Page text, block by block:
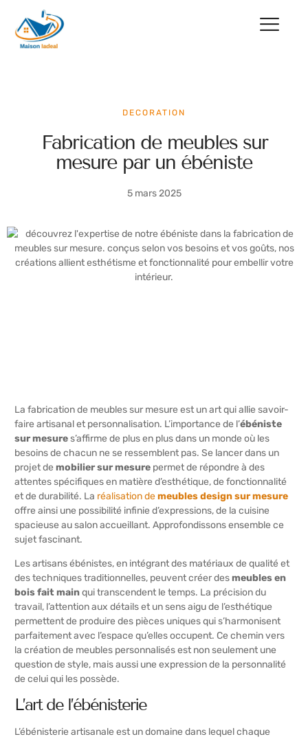
DECORATION
Fabrication de meubles sur
mesure par un ébéniste
5 mars 2025
La fabrication de meubles sur mesure est un art qui allie savoir-
faire artisanal et personnalisation. L’importance de l’ébéniste
sur mesures’affirme de plus en plus dans un monde où les
besoins de chacun ne se ressemblent pas. Se lancer dans un
projet de mobilier sur mesure permet de répondre à des
attentes spécifiques en matière d’esthétique, de fonctionnalité
et de durabilité. La réalisation demeubles design sur mesure
offre ainsi une possibilité infinie d’expressions, de la cuisine
spacieuse au salon accueillant. Approfondissons ensemble ce
sujet fascinant.
Les artisans ébénistes, en intégrant des matériaux de qualité et
des techniques traditionnelles, peuvent créer desmeubles en
bois fait mainqui transcendent le temps. La précision du
travail, l’attention aux détails et un sens aigu de l’esthétique
permettent de produire des pièces uniques qui s’harmonisent
parfaitement avec l’espace qu’elles occupent. Ce chemin vers
la création de meubles personnalisés est non seulement une
question de style, mais aussi une expression de la personnalité
de celui qui les possède.
L’art de l’ébénisterie
L’ébénisterie artisanale est un domaine dans lequel chaque